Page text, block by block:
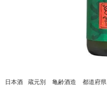
日本酒 蔵元別 亀齢酒造 都道府県